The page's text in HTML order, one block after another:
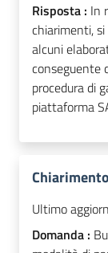
Risposta : In
chiarimenti,
alcuni
conseguente
procedura di
piattaforma
Ultimo
Domanda :